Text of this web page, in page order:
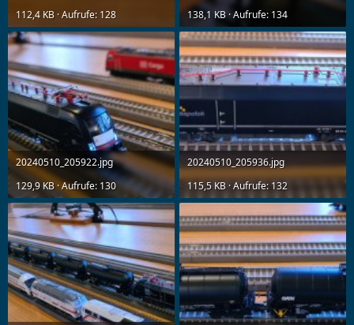
112,4 KB · Aufrufe: 128
138,1 KB · Aufrufe: 134
20240510_205922.jpg
129,9 KB · Aufrufe: 130
20240510_205936.jpg
115,5 KB · Aufrufe: 132